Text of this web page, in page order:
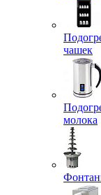
чашек
молока